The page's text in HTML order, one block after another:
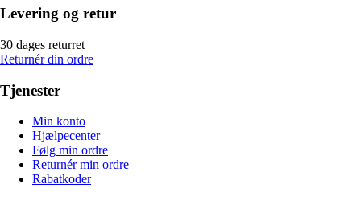
Levering og retur
30 dages returret
Returnér din ordre
Tjenester
Min konto
Hjælpecenter
Følg min ordre
Returnér min ordre
Rabatkoder